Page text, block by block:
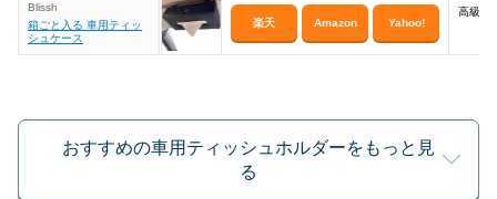
Blissh
箱ごと入る 車用ティッ
シュケース
楽天 Amazon Yahoo!
高級感
おすすめの車用ティッシュホルダーをもっと見
る